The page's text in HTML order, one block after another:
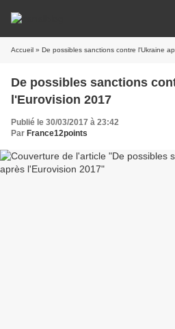
Accueil » De possibles sanctions contre l'Ukraine
De possibles sanctions
l'Eurovision 2017
Publié le 30/03/2017 à 23:42
Par France12points